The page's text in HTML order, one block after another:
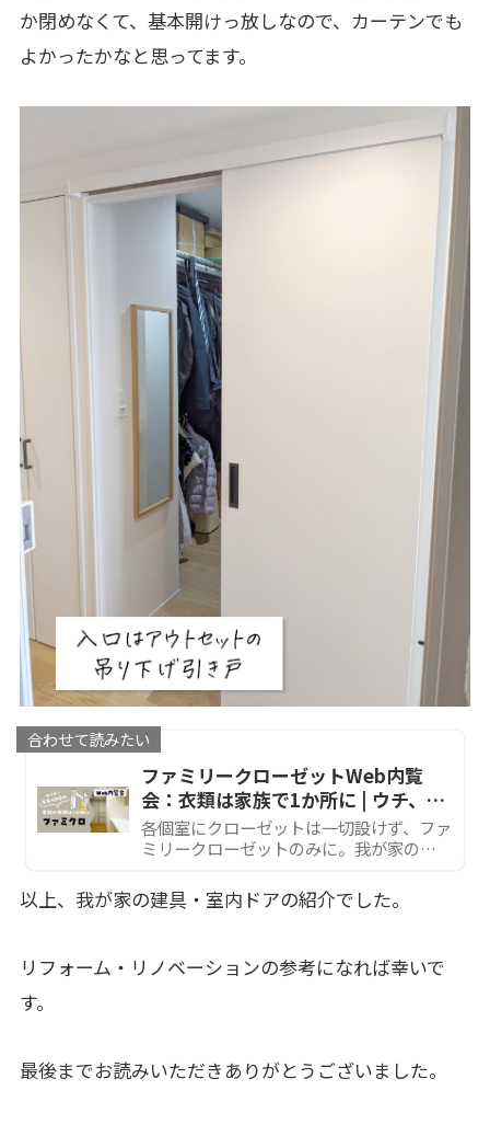
か閉めなくて、基本開けっ放しなので、カーテンでも
よかったかなと思ってます。
ファミリークローゼットWeb内覧
会：衣類は家族で1か所に | ウチ、リ
ノベーションしました！
各個室にクローゼットは一切設けず、ファ
ミリークローゼットのみに。我が家のフ
す。
合わせて読みたい
以上、我が家の建具・室内ドアの紹介でした。
リフォーム・リノベーションの参考になれば幸いで
す。
最後までお読みいただきありがとうございました。